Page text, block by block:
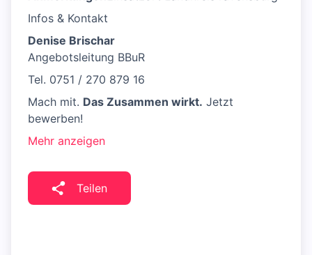
Infos & Kontakt
Denise Brischar
Angebotsleitung BBuR
Tel. 0751 / 270 879 16
Mach mit. Das Zusammen wirkt. Jetzt
bewerben!
Mehr anzeigen
Teilen